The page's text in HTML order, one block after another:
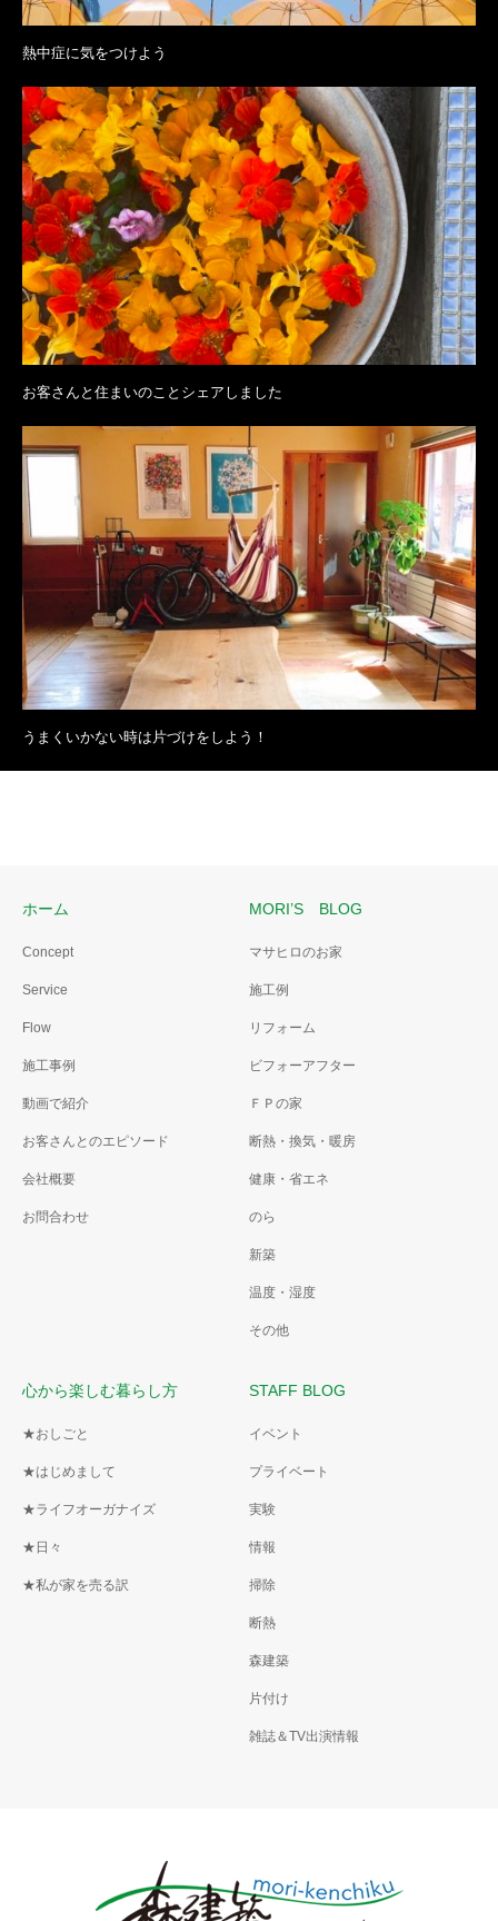
熱中症に気をつけよう
お客さんと住まいのことシェアしました
うまくいかない時は片づけをしよう！
ホーム
Concept
Service
Flow
施工事例
動画で紹介
お客さんとのエピソード
会社概要
お問合わせ
MORI’S BLOG
マサヒロのお家
施工例
リフォーム
ビフォーアフター
ＦＰの家
断熱・換気・暖房
健康・省エネ
のら
新築
温度・湿度
その他
心から楽しむ暮らし方
★おしごと
★はじめまして
★ライフオーガナイズ
★日々
★私が家を売る訳
STAFF BLOG
イベント
プライベート
実験
情報
掃除
断熱
森建築
片付け
雑誌＆TV出演情報